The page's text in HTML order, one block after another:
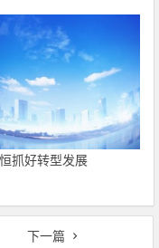
抓好转型发展
下一篇